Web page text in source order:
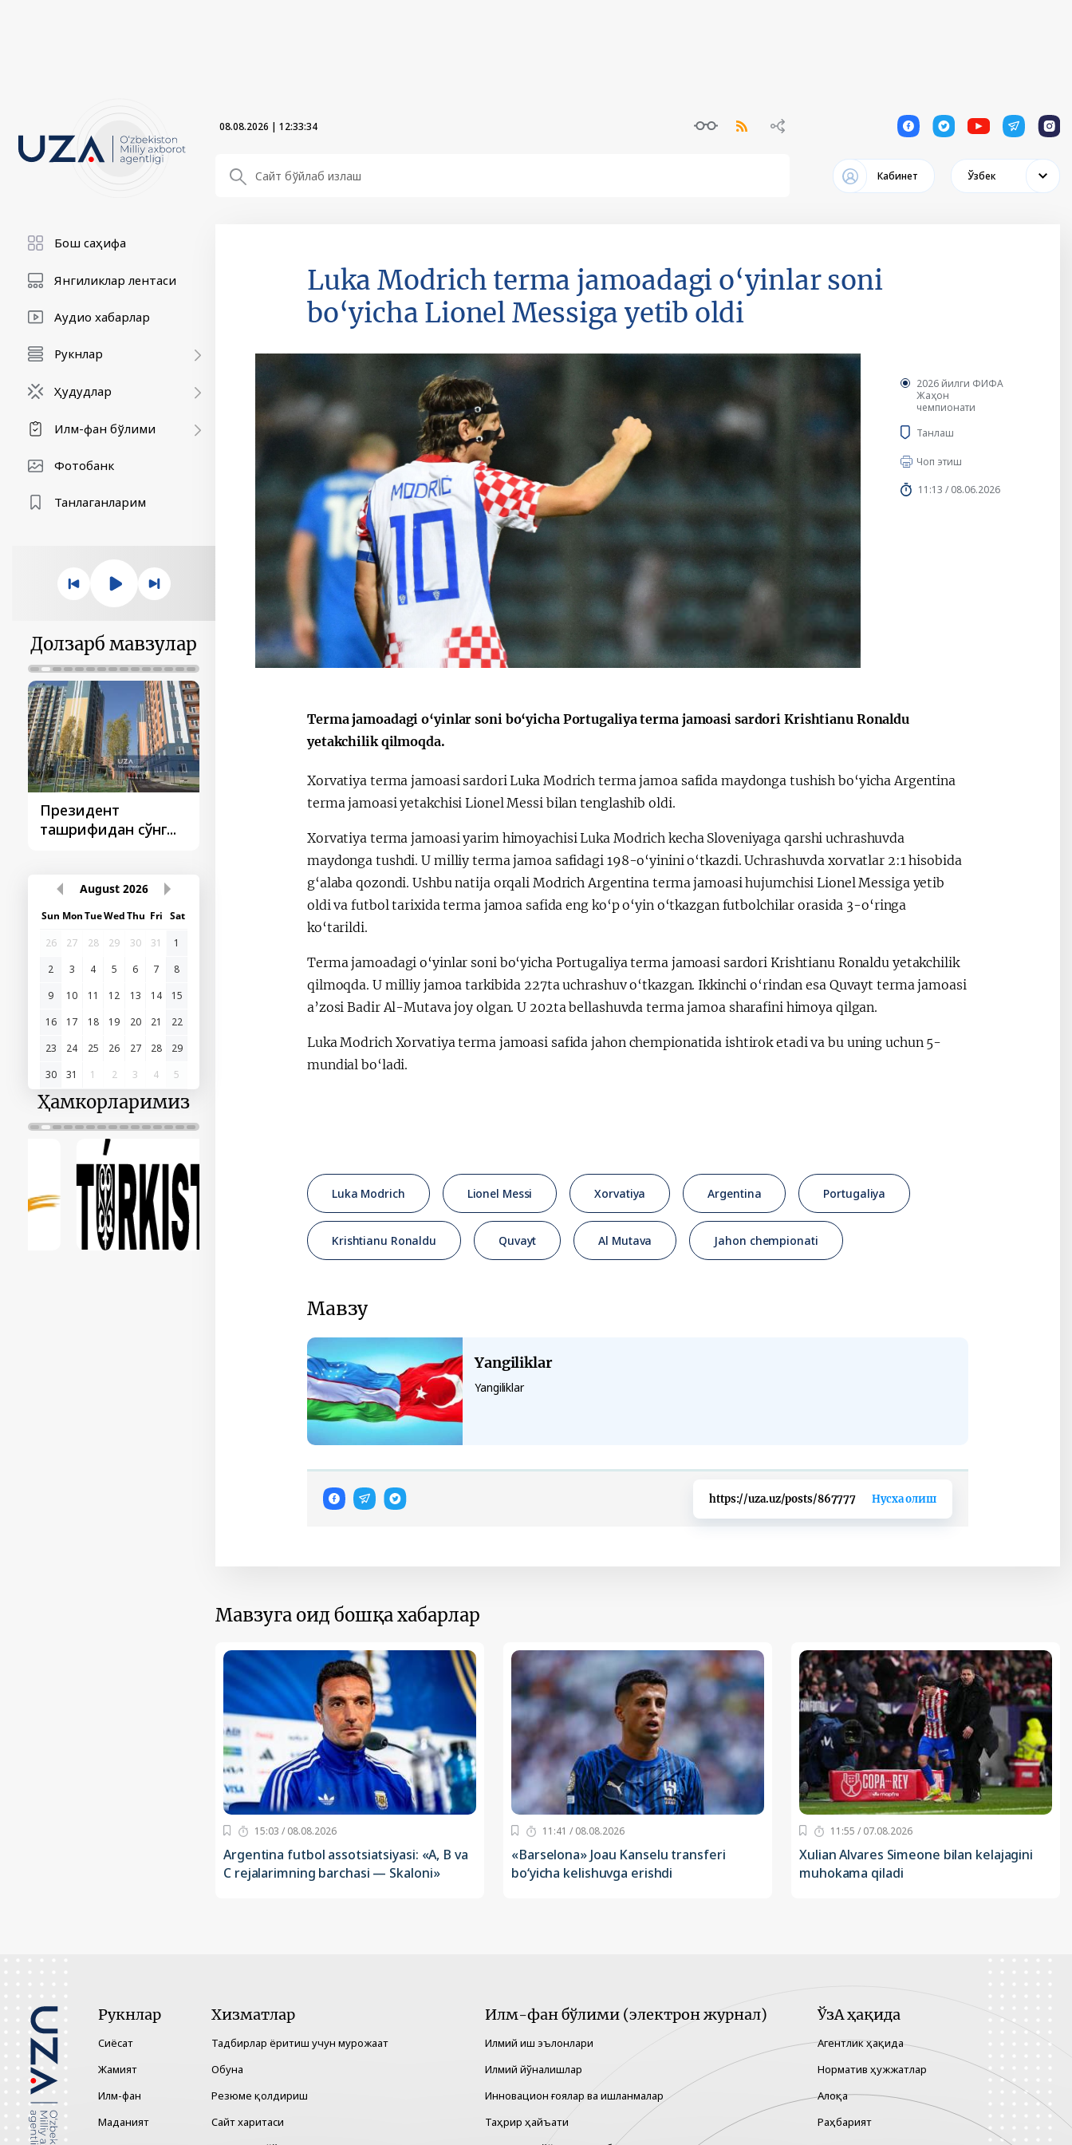
08.08.2026 | 12:33:35 1 1 1 1 1
Кабинет Ўзбек
Бош саҳифа
Янгиликлар лентаси
Аудио хабарлар
Рукнлар
Ҳудудлар
Илм-фан бўлими
Фотобанк
Танлаганларим
Долзарб мавзулар
Президент
ташрифидан сўнг...
ташрифлари
Қарор ва ижро
“Ўзбекистон – 2030”
стратегияси
Мирзиёев
раислигида
ўтказилган
видеоселектор
йиғилишлари
August 2026
Sun MonTueWedThu Fri Sat
26
27 28 29 30 31
1
2
3 4 5 6 7
8
9
10 11 12 13 14
15
16
17 18 19 20 21
22
23
24 25 26 27 28
29
30
31 1 2 3 4 5
Ҳамкорларимиз
Luka Modrich terma jamoadagi o‘yinlar soni
bo‘yicha Lionel Messiga yetib oldi
2026 йилги ФИФА
Жаҳон
чемпионати
Танлаш
Чоп этиш
11:13 / 08.06.2026
Terma jamoadagi o‘yinlar soni bo‘yicha Portugaliya terma jamoasi sardori Krishtianu Ronaldu
yetakchilik qilmoqda.
Xorvatiya terma jamoasi sardori Luka Modrich terma jamoa safida maydonga tushish bo‘yicha Argentina
terma jamoasi yetakchisi Lionel Messi bilan tenglashib oldi.
Xorvatiya terma jamoasi yarim himoyachisi Luka Modrich kecha Sloveniyaga qarshi uchrashuvda
maydonga tushdi. U milliy terma jamoa safidagi 198-o‘yinini o‘tkazdi. Uchrashuvda xorvatlar 2:1 hisobida
g‘alaba qozondi. Ushbu natija orqali Modrich Argentina terma jamoasi hujumchisi Lionel Messiga yetib
oldi va futbol tarixida terma jamoa safida eng ko‘p o‘yin o‘tkazgan futbolchilar orasida 3-o‘ringa
ko‘tarildi.
Terma jamoadagi o‘yinlar soni bo‘yicha Portugaliya terma jamoasi sardori Krishtianu Ronaldu yetakchilik
qilmoqda. U milliy jamoa tarkibida 227ta uchrashuv o‘tkazgan. Ikkinchi o‘rindan esa Quvayt terma jamoasi
a’zosi Badir Al-Mutava joy olgan. U 202ta bellashuvda terma jamoa sharafini himoya qilgan.
Luka Modrich Xorvatiya terma jamoasi safida jahon chempionatida ishtirok etadi va bu uning uchun 5-
mundial bo‘ladi.
Luka Modrich Lionel Messi Xorvatiya Argentina Portugaliya
Krishtianu Ronaldu Quvayt Al Mutava Jahon chempionati
Мавзу
Yangiliklar
Yangiliklar
https://uza.uz/posts/867777 Нусха олиш
Мавзуга оид бошқа хабарлар
15:03 / 08.08.2026
Argentina futbol assotsiatsiyasi: «A, B va
C rejalarimning barchasi — Skaloni»
11:41 / 08.08.2026
«Barselona» Joau Kanselu transferi
bo‘yicha kelishuvga erishdi
11:55 / 07.08.2026
Xulian Alvares Simeone bilan kelajagini
muhokama qiladi
Рукнлар
Сиёсат
Жамият
Илм-фан
Маданият
Хизматлар
Тадбирлар ёритиш учун мурожаат
Обуна
Резюме қолдириш
Сайт харитаси
Илм-фан бўлими (электрон журнал)
Илмий иш эълонлари
Илмий йўналишлар
Инновацион ғоялар ва ишланмалар
Таҳрир ҳайъати
ЎзА ҳақида
Агентлик ҳақида
Норматив ҳужжатлар
Алоқа
Раҳбарият